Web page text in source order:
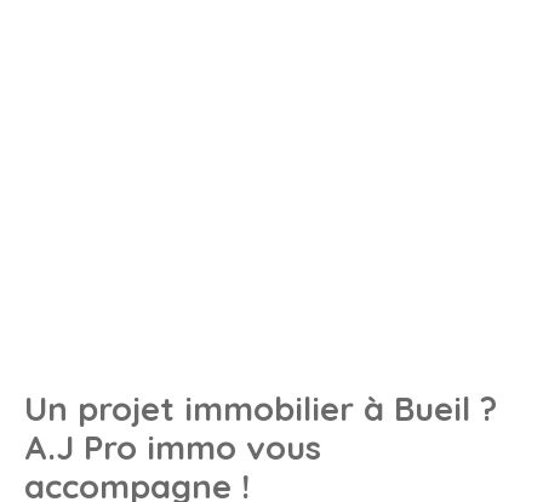
Un projet immobilier à Bueil ?
A.J Pro immo vous
accompagne !